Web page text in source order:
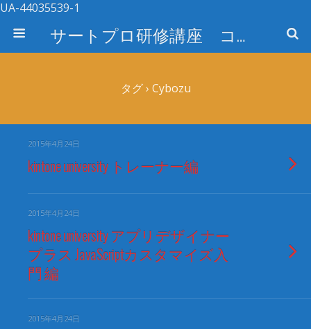
UA-44035539-1
サートプロ研修講座 コース検索
タグ › Cybozu
2015年4月24日
kintone university トレーナー編
2015年4月24日
kintone university アプリデザイナー
プラス JavaScriptカスタマイズ入
門 編
2015年4月24日